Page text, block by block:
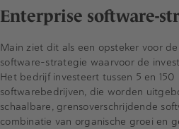
Enterprise software-
Main ziet dit als een opsteker voor
software-strategie waarvoor de
Het bedrijf investeert tussen 5 en 150
softwarebedrijven, die worden
schaalbare, grensoverschrijdende
combinatie van organische groei en